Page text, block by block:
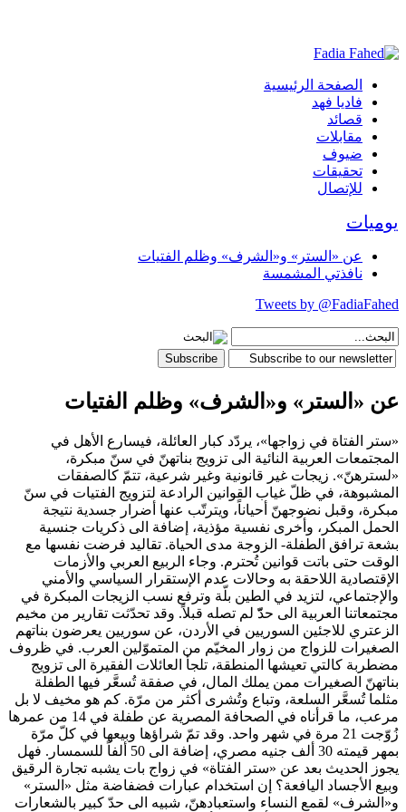
الصفحة الرئيسية
فاديا فهد
قصائد
مقابلات
ضيوف
تحقيقات
للإتصال
يوميات
عن «الستر» و«الشرف» وظلم الفتيات
نافذتي المشمسة
Tweets by @FadiaFahed
عن «الستر» و«الشرف» وظلم الفتيات
«ستر الفتاة في زواجها»، يردّد كبار العائلة، فيسارع الأهل في
المجتمعات العربية النائية الى تزويج بناتهنّ في سنّ مبكرة،
«لسترهنّ». زيجات غير قانونية وغير شرعية، تتمّ كالصفقات
المشبوهة، في ظلّ غياب القوانين الرادعة لتزويج الفتيات في سنّ
مبكرة، وقبل نضوجهنّ أحياناً، ويترتّب عنها أضرار جسدية نتيجة
الحمل المبكر، وأخرى نفسية مؤذية، إضافة الى ذكريات جنسية
بشعة ترافق الطفلة- الزوجة مدى الحياة. تقاليد فرضت نفسها مع
الوقت حتى باتت قوانين تُحترم. وجاء الربيع العربي والأزمات
الإقتصادية اللاحقة به وحالات عدم الإستقرار السياسي والأمني
والإجتماعي، لتزيد في الطين بلّة وترفع نسب الزيجات المبكرة في
مجتمعاتنا العربية الى حدّّ لم تصله قبلاً. وقد تحدّثت تقارير من مخيم
الزعتري للاجئين السوريين في الأردن، عن سوريين يعرضون بناتهم
الصغيرات للزواج من زوار المخيّم من المتموّلين العرب. في ظروف
مضطربة كالتي تعيشها المنطقة، تلجأ العائلات الفقيرة الى تزويج
بناتهنّ الصغيرات ممن يملك المال، في صفقة تُسعَّر فيها الطفلة
مثلما تُسعَّر السلعة، وتباع وتُشرى أكثر من مرّة. كم هو مخيف لا بل
مرعب، ما قرأناه في الصحافة المصرية عن طفلة في 14 من عمرها
زُوّجت 21 مرة في شهر واحد. وقد تمّ شراؤها وبيعها في كلّ مرّة
بمهر قيمته 30 ألف جنيه مصري، إضافة الى 50 ألفاً للسمسار. فهل
يجوز الحديث بعد عن «ستر الفتاة» في زواج بات يشبه تجارة الرقيق
وبيع الأجساد اليافعة؟ إن استخدام عبارات فضفاضة مثل «الستر»
و«الشرف» لقمع النساء واستعبادهنّ، شبيه الى حدّ كبير بالشعارات